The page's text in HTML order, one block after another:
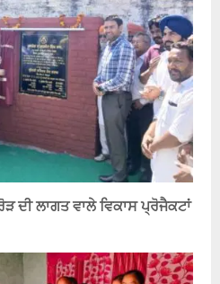
ਦੀ ਲਾਗਤ ਵਾਲੇ ਵਿਕਾਸ ਪ੍ਰੋਜੈਕਟਾਂ